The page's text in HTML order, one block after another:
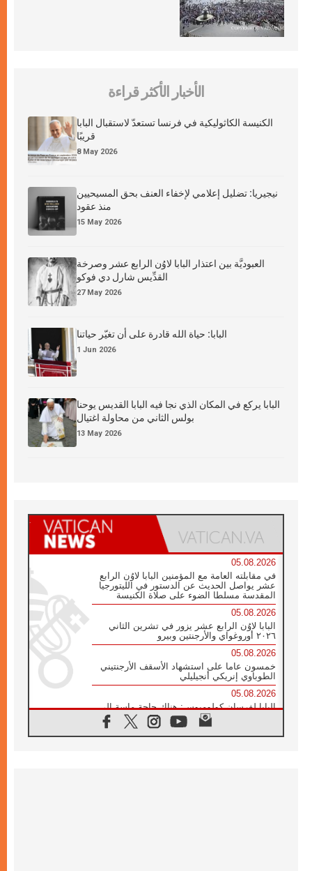
الأخبار الأكثر قراءة
الكنيسة الكاثوليكية في فرنسا تستعدّ لاستقبال البابا
قريبًا
8 May 2026
نيجيريا: تضليل إعلامي لإخفاء العنف بحق المسيحيين
منذ عقود
15 May 2026
العبوديَّة بين اعتذار البابا لاوُن الرابع عشر وصرخة
القدِّيس شارل دي فوكو
27 May 2026
البابا: حياة الله قادرة على أن تغيّر حياتنا
1 Jun 2026
البابا يركع في المكان الذي نجا فيه البابا القديس يوحنا
بولس الثاني من محاولة اغتيال
13 May 2026
05.08.2026
في مقابلته العامة مع المؤمنين البابا لاوُن الرابع
عشر يواصل الحديث عن الدستور في الليتورجيا
المقدسة مسلطا الضوء على صلاة الكنيسة
05.08.2026
البابا لاوُن الرابع عشر يزور في تشرين الثاني
٢٠٢٦ أوروغواي والأرجنتين وبيرو
05.08.2026
خمسون عاما على استشهاد الأسقف الأرجنتيني
الطوباوي إنريكي أنجيليلي
05.08.2026
البابا لفرسان كولومبوس: هناك حاجة ماسة إلى
أنبياء تناغم يسعون إلى بناء الجسور
04.08.2026